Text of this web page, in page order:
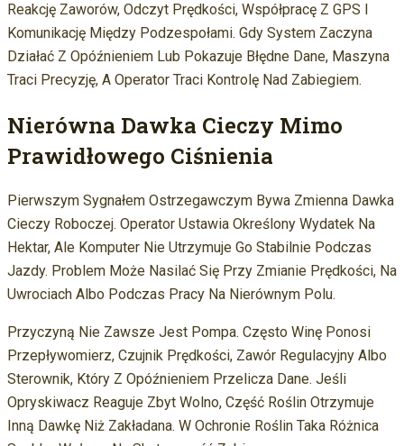
Reakcję Zaworów, Odczyt Prędkości, Współpracę Z GPS I
Komunikację Między Podzespołami. Gdy System Zaczyna
Działać Z Opóźnieniem Lub Pokazuje Błędne Dane, Maszyna
Traci Precyzję, A Operator Traci Kontrolę Nad Zabiegiem.
Nierówna Dawka Cieczy Mimo
Prawidłowego Ciśnienia
Pierwszym Sygnałem Ostrzegawczym Bywa Zmienna Dawka
Cieczy Roboczej. Operator Ustawia Określony Wydatek Na
Hektar, Ale Komputer Nie Utrzymuje Go Stabilnie Podczas
Jazdy. Problem Może Nasilać Się Przy Zmianie Prędkości, Na
Uwrociach Albo Podczas Pracy Na Nierównym Polu.
Przyczyną Nie Zawsze Jest Pompa. Często Winę Ponosi
Przepływomierz, Czujnik Prędkości, Zawór Regulacyjny Albo
Sterownik, Który Z Opóźnieniem Przelicza Dane. Jeśli
Opryskiwacz Reaguje Zbyt Wolno, Część Roślin Otrzymuje
Inną Dawkę Niż Zakładana. W Ochronie Roślin Taka Różnica